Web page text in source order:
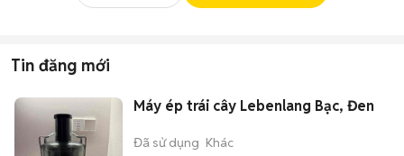
Tin đăng mới
Máy ép trái cây Lebenlang Bạc, Đen
Đã sử dụng Khác